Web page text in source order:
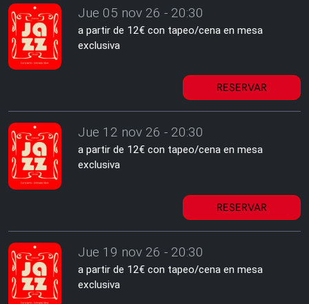
Jue 05 nov 26 - 20:30
a partir de 12€ con tapeo/cena en mesa
exclusiva
RESERVAR
Jue 12 nov 26 - 20:30
a partir de 12€ con tapeo/cena en mesa
exclusiva
RESERVAR
Jue 19 nov 26 - 20:30
a partir de 12€ con tapeo/cena en mesa
exclusiva